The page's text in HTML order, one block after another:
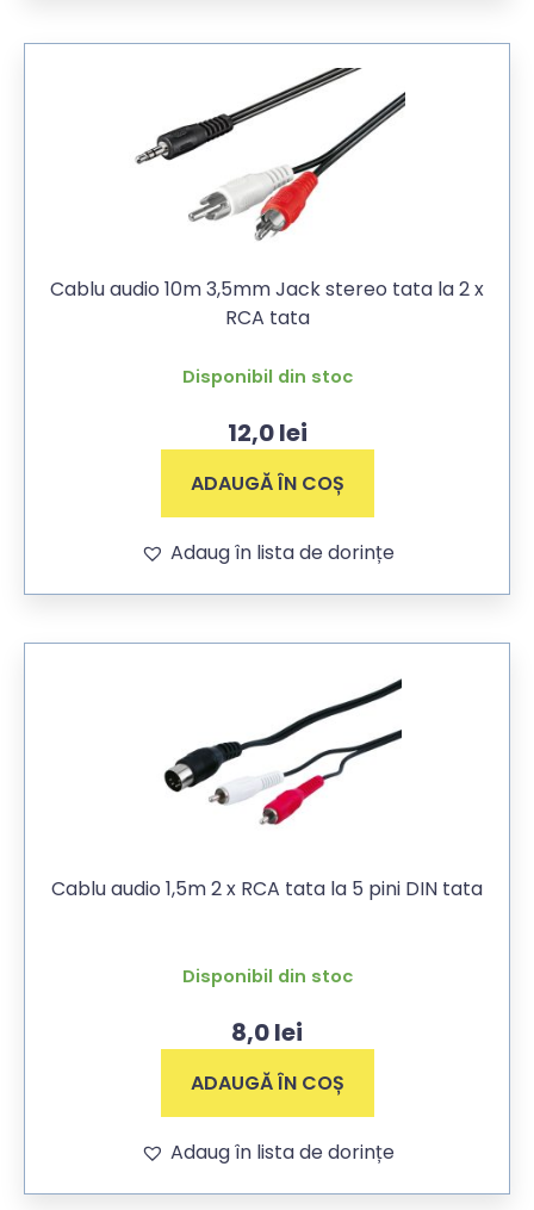
Cablu audio 10m 3,5mm Jack stereo tata la 2 x
RCA tata
Disponibil din stoc
12,0lei
ADAUGĂ ÎN COȘ
Adaug în lista de dorințe
Cablu audio 1,5m 2 x RCA tata la 5 pini DIN tata
Disponibil din stoc
8,0lei
ADAUGĂ ÎN COȘ
Adaug în lista de dorințe